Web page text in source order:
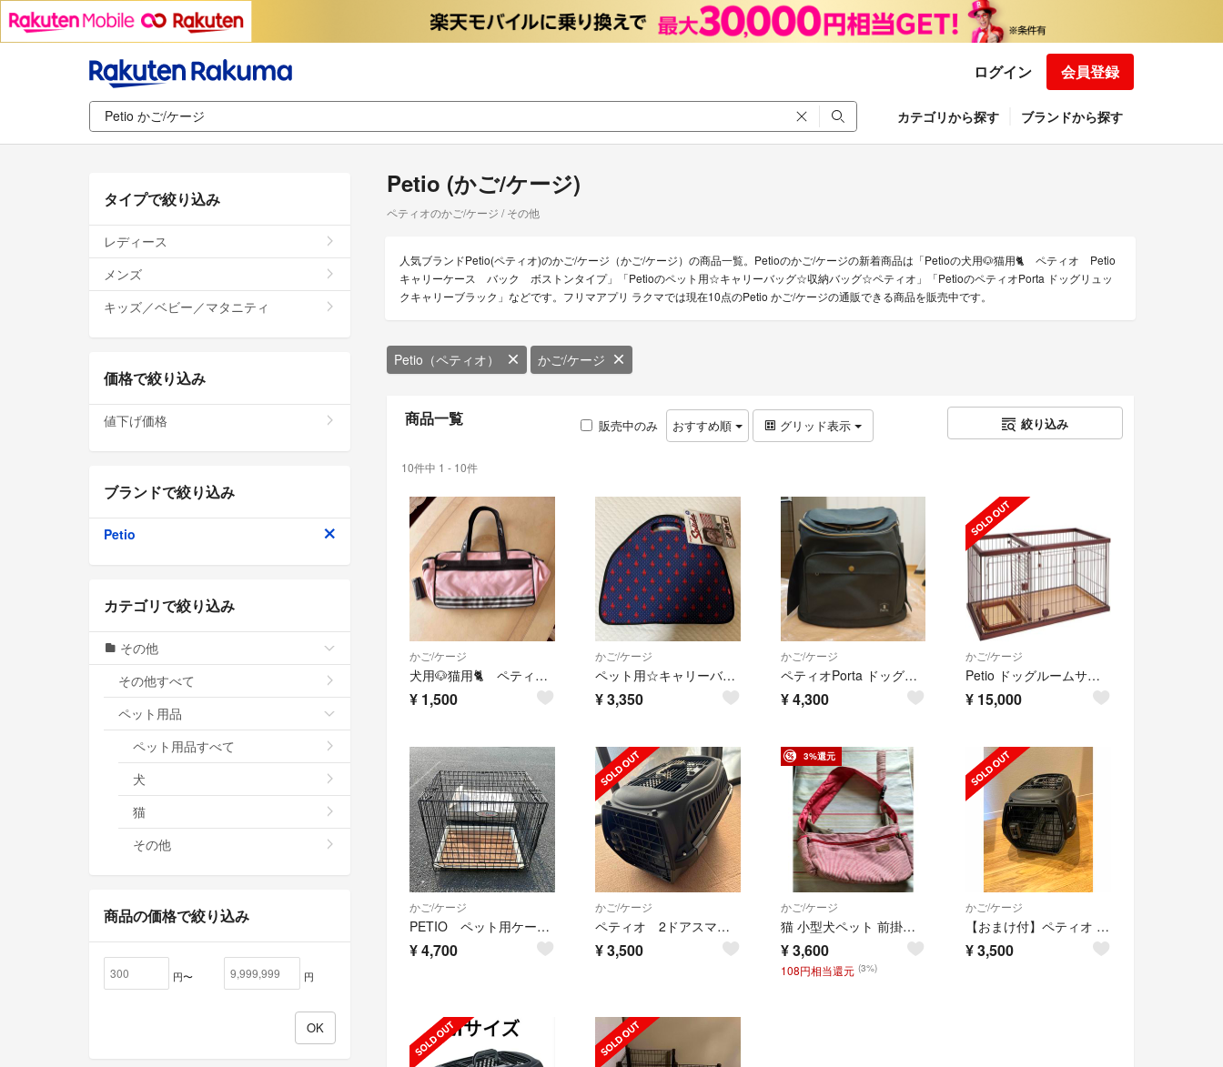
ログイン 会員登録
カテゴリから探す ブランドから探す
Petio (かご/ケージ)
ペティオのかご/ケージ / その他
人気ブランドPetio(ペティオ)のかご/ケージ（かご/ケージ）の商品一覧。Petioのかご/ケージの新着商品は「Petioの犬用🐶猫用🐈 ペティオ Petio
キャリーケース バック ボストンタイプ」「Petioのペット用☆キャリーバッグ☆収納バッグ☆ペティオ」「PetioのペティオPorta ドッグリュッ
クキャリーブラック」などです。フリマアプリ ラクマでは現在10点のPetio かご/ケージの通販できる商品を販売中です。
Petio（ペティオ） かご/ケージ
商品一覧 販売中のみ おすすめ順 グリッド表示 絞り込み
10件中 1 - 10件
かご/ケージ
犬用🐶猫用🐈 ペティオ Petio キャリーケース バック ボストンタイプ
¥ 1,500
かご/ケージ
ペット用☆キャリーバッグ☆収納バッグ☆ペティオ
¥3,350
かご/ケージ
ペティオPorta ドッグリュックキャリーブラック
¥4,300
かご/ケージ
Petio ドッグルームサークル ブラウン
¥ 15,000
かご/ケージ
PETIO ペット用ケージ(中) 600×430×510 取っ手 付き 犬・猫
¥4,700
かご/ケージ
ペティオ 2ドアスマイルキャリー
¥3,500
3%還元
かご/ケージ
猫 小型犬ペット 前掛けショルダーバック 赤白 ストライプ
¥3,600
108円相当還元 (3%)
かご/ケージ
【おまけ付】ペティオ 2ドア スマイルキャリー ブラック S
¥3,500
タイプで絞り込み
レディース
メンズ
キッズ／ベビー／マタニティ
価格で絞り込み
値下げ価格
ブランドで絞り込み
Petio
カテゴリで絞り込み
その他
その他すべて
ペット用品
ペット用品すべて
犬
猫
その他
商品の価格で絞り込み
円〜 円